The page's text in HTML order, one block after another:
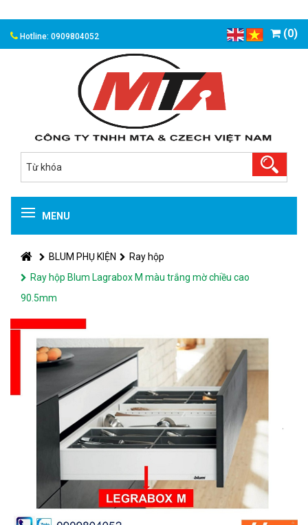
Hotline: 0909804052 (0)
MENU
BLUM PHỤ KIỆN
Ray hộp
Ray hộp Blum Lagrabox M màu trắng mờ chiều cao
90.5mm